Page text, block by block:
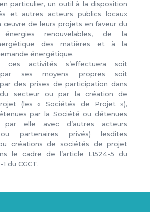
particulier, un outil à la disposition
et autres acteurs publics locaux
œuvre de leurs projets en faveur du
renouvelables, de la
des matières et à la
énergétique.
ces activités s’effectuera soit
par ses moyens propres soit
des prises de participation dans
secteur ou par la création de
(les « Sociétés de Projet »),
par la Société ou détenues
par elle avec d’autres acteurs
partenaires privés) lesdites
créations de sociétés de projet
le cadre de l’article L1524-5 du
du CGCT.